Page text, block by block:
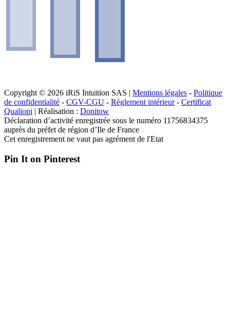
Copyright © 2026 iRiS Intuition SAS | Mentions légales - Politique
de confidentialité - CGV-CGU - Règlement intérieur- Certificat
Qualiopi | Réalisation : Donitow
Déclaration d’activité enregistrée sous le numéro 11756834375
auprès du préfet de région d’Ile de France
Cet enregistrement ne vaut pas agrément de l'Etat
Pin It on Pinterest